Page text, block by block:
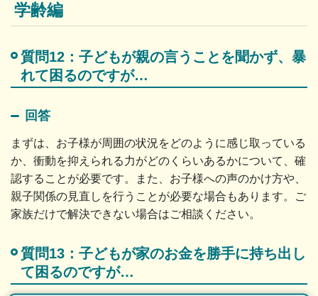
学齢編
質問12：子どもが親の言うことを聞かず、暴
れて困るのですが…
回答
まずは、お子様が周囲の状況をどのように感じ取っている
か、衝動を抑えられる力がどのくらいあるかについて、確
認することが必要です。また、お子様への声のかけ方や、
親子関係の見直しを行うことが必要な場合もあります。ご
家族だけで解決できない場合はご相談ください。
質問13：子どもが家のお金を勝手に持ち出し
て困るのですが…